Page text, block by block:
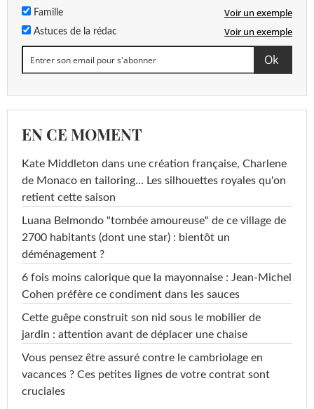
Famille Voir un exemple
Astuces de la rédac Voir un exemple
EN CE MOMENT
Kate Middleton dans une création française, Charlene
de Monaco en tailoring… Les silhouettes royales qu'on
retient cette saison
Luana Belmondo "tombée amoureuse" de ce village de
2700 habitants (dont une star) : bientôt un
déménagement ?
6 fois moins calorique que la mayonnaise : Jean-Michel
Cohen préfère ce condiment dans les sauces
Cette guêpe construit son nid sous le mobilier de
jardin : attention avant de déplacer une chaise
Vous pensez être assuré contre le cambriolage en
vacances ? Ces petites lignes de votre contrat sont
cruciales